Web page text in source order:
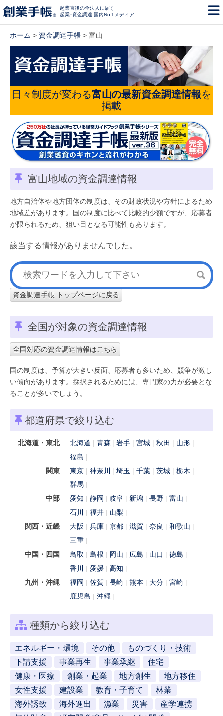
起業直後の全法人に届く
起業･資金調達 国内No.1メディア
ホーム > 資金調達手帳 > 富山
日々制度が変わる富山の最新資金調達情報を
掲載
富山地域の資金調達情報
地方自治体や地方団体の制度は、その財政状況や方針によるため
地域差があります。国の制度に比べて比較的少額ですが、応募者
が限られるため、狙い目となる可能性もあります。
該当する情報がありませんでした。
資金調達手帳 トップページに戻る
全国が対象の資金調達情報
全国対応の資金調達情報はこちら
国の制度は、予算が大きい反面、応募者も多いため、競争が激し
い傾向があります。採択されるためには、専門家の力が必要とな
ることが多いでしょう。
都道府県で絞り込む
北海道・東北 北海道 青森 岩手 宮城 秋田
山形
福島
関東
東京 神奈川 埼玉 千葉 茨城
栃木
群馬
中部
愛知 静岡 岐阜 新潟 長野
富山
石川
福井
山梨
関西・近畿
大阪 兵庫 京都 滋賀 奈良
和歌山
三重
中国・四国
鳥取 島根 岡山 広島 山口
徳島
香川
愛媛
高知
九州・沖縄
福岡 佐賀 長崎 熊本 大分
宮崎
鹿児島
沖縄
種類から絞り込む
エネルギー・環境 その他
ものづくり・技術
下請支援
事業再生 事業承継
住宅
健康・医療
創業・起業 地方創生
地方移住
女性支援
建設業 教育・子育て
林業
海外誘致
海外進出 漁業 災害
産学連携